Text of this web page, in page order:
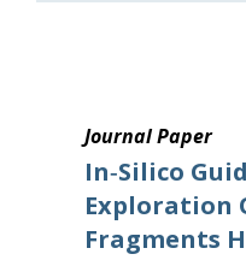
Journal Paper
In‑silico
Exploration
Fragments